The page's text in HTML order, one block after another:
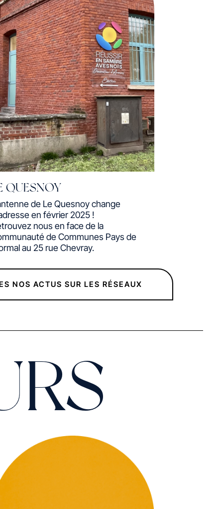
QUESNOY
de Le Quesnoy change
en février 2025 !
nous en face de la
de Communes Pays de
au 25 rue Chevray.
NOS ACTUS SUR LES RÉSEAUX